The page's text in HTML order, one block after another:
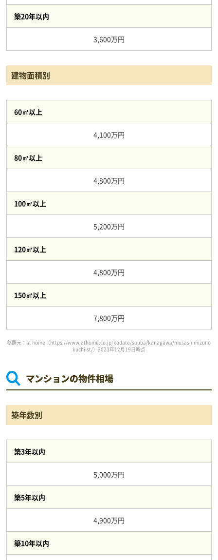
築20年以内
3,600万円
建物面積別
60㎥以上
4,100万円
80㎥以上
4,800万円
100㎥以上
5,200万円
120㎥以上
4,800万円
150㎥以上
7,800万円
参照元：at home（https://www.athome.co.jp/kodate/souba/kanagawa/musashimizono
kuchi-st/）2023年12月19日時点
マンションの物件相場
築年数別
築3年以内
5,000万円
築5年以内
4,900万円
築10年以内